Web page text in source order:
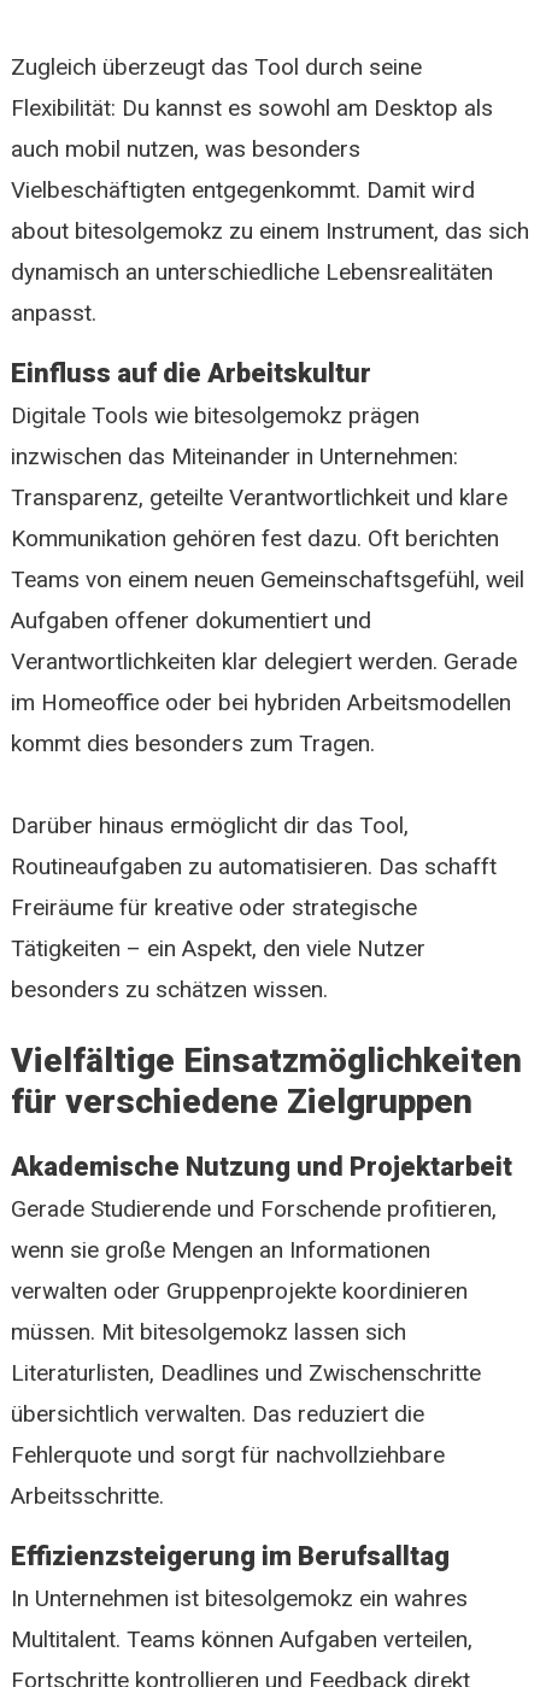
Zugleich überzeugt das Tool durch seine
Flexibilität: Du kannst es sowohl am Desktop als
auch mobil nutzen, was besonders
Vielbeschäftigten entgegenkommt. Damit wird
about bitesolgemokz zu einem Instrument, das sich
dynamisch an unterschiedliche Lebensrealitäten
anpasst.
Einfluss auf die Arbeitskultur
Digitale Tools wie bitesolgemokz prägen
inzwischen das Miteinander in Unternehmen:
Transparenz, geteilte Verantwortlichkeit und klare
Kommunikation gehören fest dazu. Oft berichten
Teams von einem neuen Gemeinschaftsgefühl, weil
Aufgaben offener dokumentiert und
Verantwortlichkeiten klar delegiert werden. Gerade
im Homeoffice oder bei hybriden Arbeitsmodellen
kommt dies besonders zum Tragen.
Darüber hinaus ermöglicht dir das Tool,
Routineaufgaben zu automatisieren. Das schafft
Freiräume für kreative oder strategische
Tätigkeiten – ein Aspekt, den viele Nutzer
besonders zu schätzen wissen.
Vielfältige Einsatzmöglichkeiten
für verschiedene Zielgruppen
Akademische Nutzung und Projektarbeit
Gerade Studierende und Forschende profitieren,
wenn sie große Mengen an Informationen
verwalten oder Gruppenprojekte koordinieren
müssen. Mit bitesolgemokz lassen sich
Literaturlisten, Deadlines und Zwischenschritte
übersichtlich verwalten. Das reduziert die
Fehlerquote und sorgt für nachvollziehbare
Arbeitsschritte.
Effizienzsteigerung im Berufsalltag
In Unternehmen ist bitesolgemokz ein wahres
Multitalent. Teams können Aufgaben verteilen,
Fortschritte kontrollieren und Feedback direkt